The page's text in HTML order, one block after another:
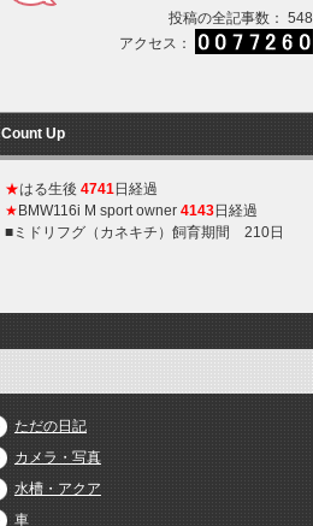
投稿の全記事数： 548
アクセス：
Count Up
★はる生後 4741日経過
★ BMW116i M sport owner 4143日経過
■ミドリフグ（カネキチ）飼育期間 210日
ただの日記
カメラ・写真
水槽・アクア
車